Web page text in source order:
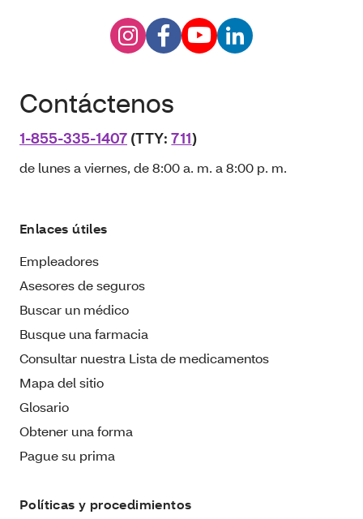
Contáctenos
1-855-335-1407 (TTY:711)
de lunes a viernes, de 8:00 a. m. a 8:00 p. m.
Enlaces útiles
Empleadores
Asesores de seguros
Buscar un médico
Busque una farmacia
Consultar nuestra Lista de medicamentos
Mapa del sitio
Glosario
Obtener una forma
Pague su prima
Políticas y procedimientos